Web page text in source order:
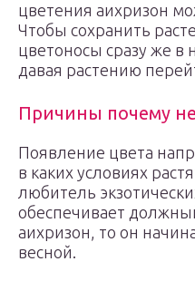
цветения аихризон
Чтобы сохранить
цветоносы сразу же в
давая растению
Причины почему
Появление цвета
в каких условиях
любитель
обеспечивает
аихризон, то он
весной.